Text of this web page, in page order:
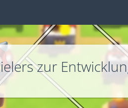
zur